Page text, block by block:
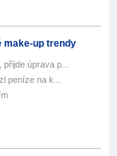
make-up trendy
úprava p...
peníze na k...